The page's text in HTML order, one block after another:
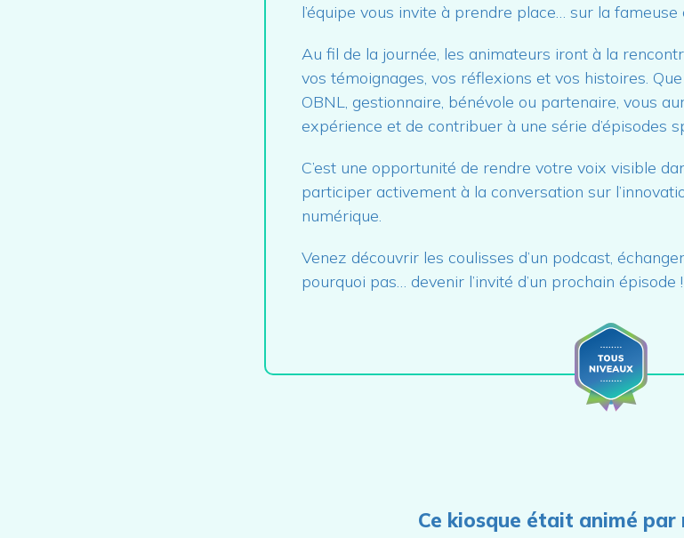
l’équipe vous invite à prendre place… sur la fameuse
Au fil de la journée, les animateurs iront à la
vos témoignages, vos réflexions et vos histoires. Que
OBNL, gestionnaire, bénévole ou partenaire, vous
expérience et de contribuer à une série d’épisodes
C’est une opportunité de rendre votre voix visible
participer activement à la conversation sur
numérique.
Venez découvrir les coulisses d’un podcast,
pourquoi pas… devenir l’invité d’un prochain épisode !
Ce kiosque était animé par